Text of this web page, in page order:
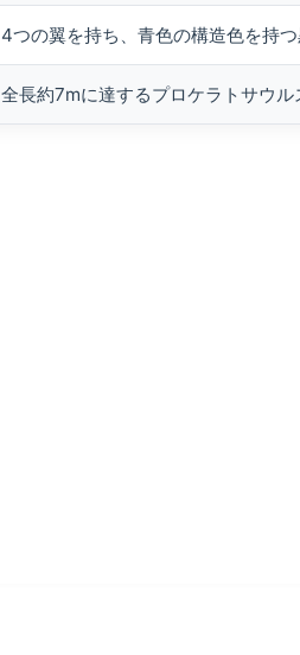
4つの翼を持ち、青色の構造色を持
全長約7mに達するプロケラトサウル